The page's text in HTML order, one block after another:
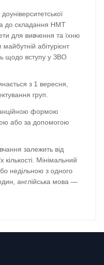
до складання НМТ
для вивчення та їхню
абітурієнт
щодо вступу у ЗВО
з 1 вересня,
груп.
формою
або за допомогою
залежить від
Мінімальний
недільною з одного
англійська мова —